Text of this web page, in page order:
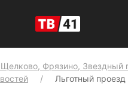
Фрязино, Звездный
Льготный проезд